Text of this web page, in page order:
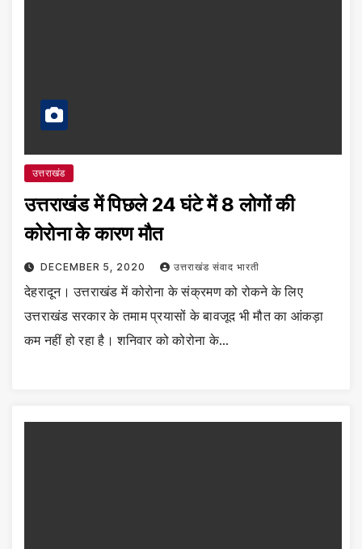
उत्तराखंड
उत्तराखंड में पिछले 24 घंटे में 8 लोगों की
कोरोना के कारण मौत
DECEMBER 5, 2020 उत्तराखंड संवाद भारती
देहरादून। उत्तराखंड में कोरोना के संक्रमण को रोकने के लिए
उत्तराखंड सरकार के तमाम प्रयासों के बावजूद भी मौत का आंकड़ा
कम नहीं हो रहा है। शनिवार को कोरोना के…